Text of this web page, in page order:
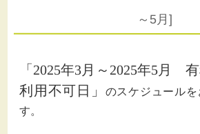
～5月]
「2025年3月～2025年5月
利用不可日」 のスケジュール
す。